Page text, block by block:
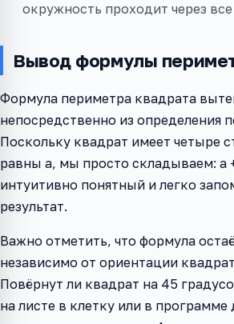
окружность проходит через
Вывод формулы
Формула периметра квадрата
непосредственно из определения
Поскольку квадрат имеет четыре
равны a, мы просто складываем: a
интуитивно понятный и легко
результат.
Важно отметить, что формула
независимо от ориентации
Повёрнут ли квадрат на 45
на листе в клетку или в программе